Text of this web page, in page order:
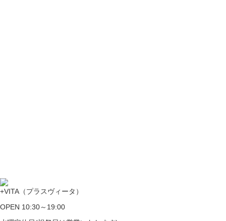
+VITA（プラスヴィータ）
OPEN 10:30～19:00